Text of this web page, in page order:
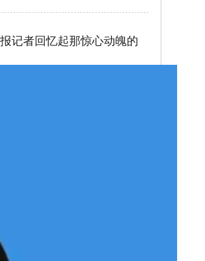
记者回忆起那惊心动魄的